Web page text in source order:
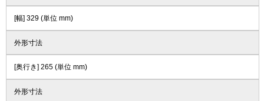
[幅] 329 (単位 mm)
外形寸法
[奥行き] 265 (単位 mm)
外形寸法